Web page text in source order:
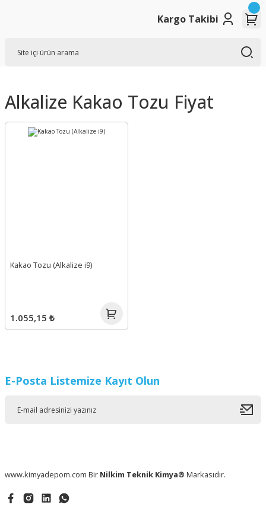
Kargo Takibi
Alkalize Kakao Tozu Fiyat
Kakao Tozu (Alkalize i9)
1.055,15 ₺
E-Posta Listemize Kayıt Olun
www.kimyadepom.com Bir Nilkim Teknik Kimya® Markasıdır.